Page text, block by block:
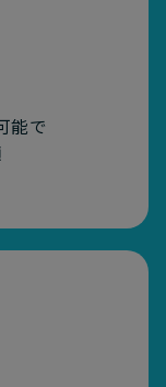
能で